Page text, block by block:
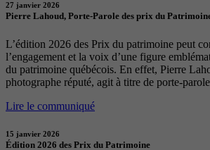
27 janvier 2026
Pierre Lahoud, Porte-Parole des prix du
L’édition 2026 des Prix du patrimoine peut
l’engagement et la voix d’une figure
du patrimoine québécois. En effet, Pierre
photographe réputé, agit à titre de porte-
Lire le communiqué
15 janvier 2026
Édition 2026 des Prix du Patrimoine